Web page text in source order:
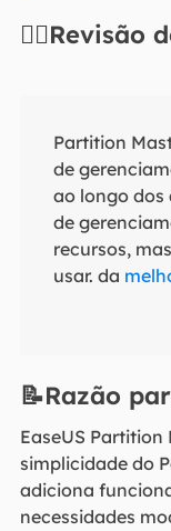
✍🏻Revisão
Partition
de
ao longo dos
de
recursos,
usar. da
📝Razão
EaseUS
simplicidade do
adiciona
necessidades